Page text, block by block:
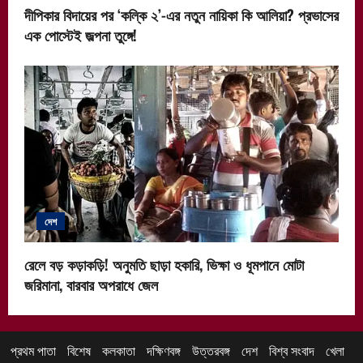
দীপিকার বিদায়ের পর ‘কল্কি ২’-এর নতুন নায়িকা কি আলিয়া? প্রভাসের
এক পোস্টেই জল্পনা তুঙ্গে!
দেশ
রেলে বড় কড়াকড়ি! অনুমতি ছাড়া হকারি, ভিক্ষা ও ধূমপানে মোটা
জরিমানা, বারবার অপরাধে জেল
প্রথম পাতা বিশেষ কলকাতা দক্ষিণবঙ্গ উত্তরবঙ্গ দেশ বিশ্ব সংবাদ খেলা